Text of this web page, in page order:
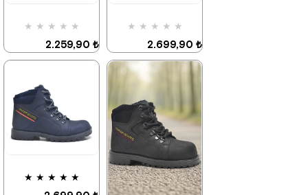
★ ★ ★ ★ ★
2.259,90 ₺
3.879,90 ₺
%42İndirim
Kargo
★ ★ ★ ★ ★
2.699,90 ₺
4.629,90 ₺
%42İndirim
★ ★ ★ ★ ★